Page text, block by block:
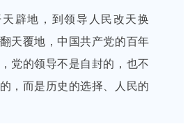
天辟地，到领导人民改天换
天覆地，中国共产党的百年
党的领导不是自封的，也不
，而是历史的选择、人民的